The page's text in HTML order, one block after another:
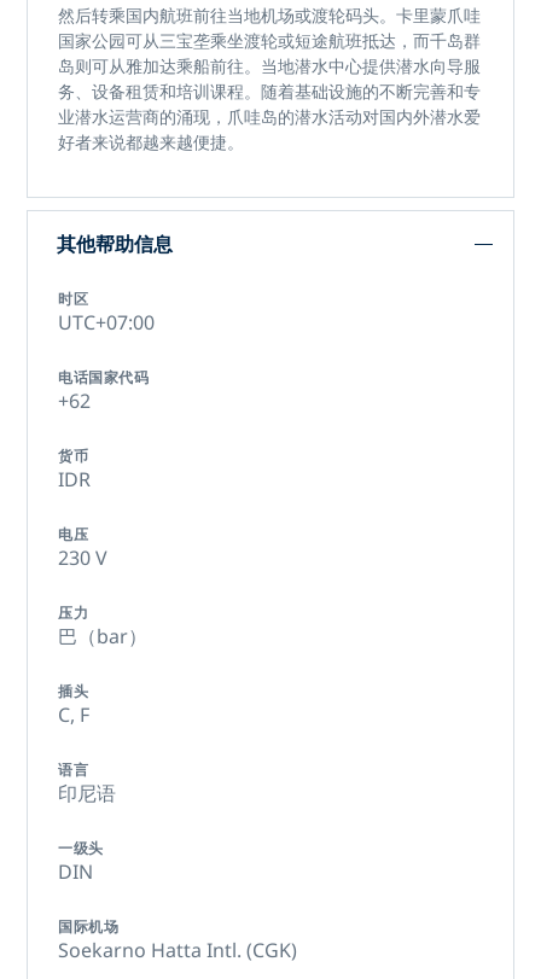
然后转乘国内航班前往当地机场或渡轮码头。卡里蒙爪哇
国家公园可从三宝垄乘坐渡轮或短途航班抵达，而千岛群
岛则可从雅加达乘船前往。当地潜水中心提供潜水向导服
务、设备租赁和培训课程。随着基础设施的不断完善和专
业潜水运营商的涌现， 爪哇岛的潜水活动对国内外潜水爱
好者来说都越来越便捷。
其他帮助信息
时区
UTC+07:00
电话国家代码
+62
货币
IDR
电压
230 V
压力
巴（bar）
插头
C, F
语言
印尼语
一级头
DIN
国际机场
Soekarno Hatta Intl. (CGK)